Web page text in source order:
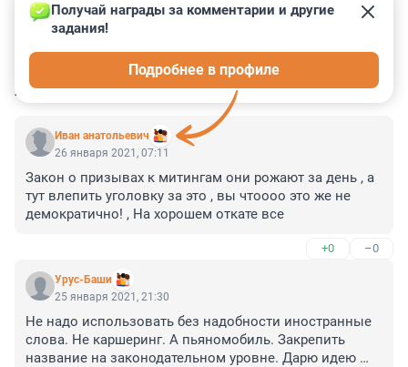
КОММЕНТАРИИ 3
Иван анатольевич
Получай награды за комментарии и другие
задания!
Подробнее в профиле
26 января 2021, 07:11
Закон о призывах к митингам они рожают за день , а
тут влепить уголовку за это , вы чтоооо это же не
демократично! , На хорошем откате все
+0 –0
Урус-Баши
25 января 2021, 21:30
Не надо использовать без надобности иностранные
слова. Не каршеринг. А пьяномобиль. Закрепить
название на законодательном уровне. Дарю идею